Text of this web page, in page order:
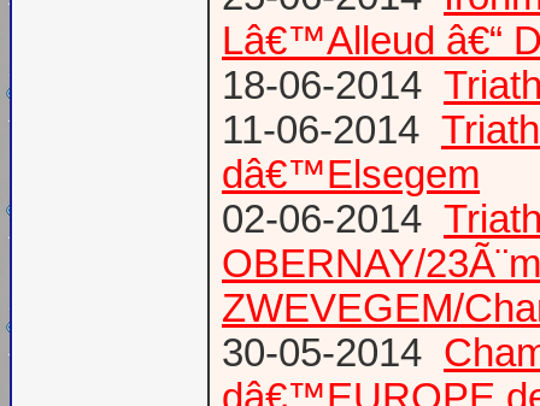
Lâ€™Alleud â€“
18-06-2014
11-06-2014
dâ€™Elsegem
02-06-2014
OBERNAY/
ZWEVEGEM/
30-05-2014